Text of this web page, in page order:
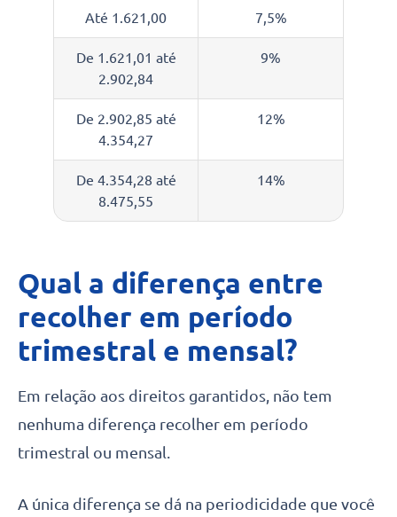
Até 1.621,00 7,5%
De 1.621,01 até
2.902,84
9%
De 2.902,85 até
4.354,27
12%
De 4.354,28 até
8.475,55
14%
Qual a diferença entre
recolher em período
trimestral e mensal?
Em relação aos direitos garantidos, não tem
nenhuma diferença recolher em período
trimestral ou mensal.
A única diferença se dá na periodicidade que você